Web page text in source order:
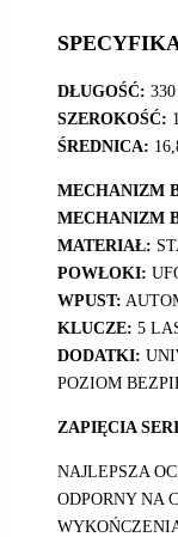
DŁUGOŚĆ:
SZEROKOŚĆ:
ŚREDNICA:
MECHANIZM
MECHANIZM
MATERIAŁ:
POWŁOKI:
WPUST:
KLUCZE: 5
DODATKI:
POZIOM
ZAPIĘCIA
NAJLEPSZA
ODPORNY NA